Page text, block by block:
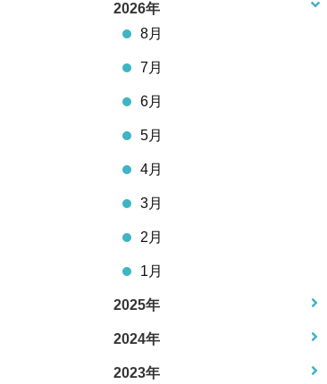
2026年
8月
7月
6月
5月
4月
3月
2月
1月
2025年
2024年
2023年